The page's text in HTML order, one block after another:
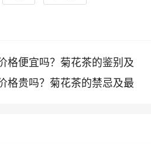
格便宜吗？菊花茶的鉴别及
格贵吗？菊花茶的禁忌及最